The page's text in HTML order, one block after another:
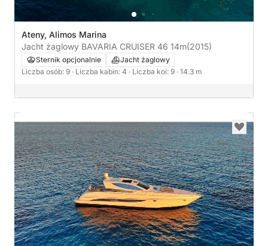
Ateny, Alimos Marina
Jacht żaglowy BAVARIA CRUISER 46 14m(2015)
Sternik opcjonalnie
Jacht żaglowy
Liczba osób: 9 · Liczba kabin: 4 · Liczba koi: 9 · 14.3 m